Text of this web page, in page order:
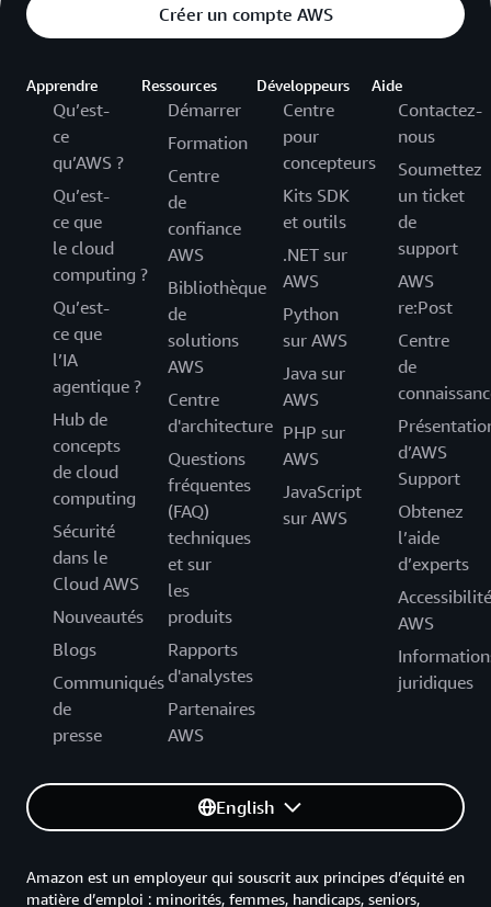
Créer un compte AWS
Apprendre
Qu’est-
ce
qu’AWS ?
Qu’est-
ce que
le cloud
computing ?
Qu’est-
ce que
l’IA
agentique ?
Hub de
concepts
de cloud
computing
Sécurité
dans le
Cloud AWS
Nouveautés
Blogs
Communiqués
de
presse
Ressources
Démarrer
Formation
Centre
de
confiance
AWS
Bibliothèque
de
solutions
AWS
Centre
d'architecture
Questions
fréquentes
(FAQ)
techniques
et sur
les
produits
Rapports
d'analystes
Partenaires
AWS
Développeurs
Centre
pour
concepteurs
Kits SDK
et outils
.NET sur
AWS
Python
sur AWS
Java sur
AWS
PHP sur
AWS
JavaScript
sur AWS
Aide
Contactez-
nous
Soumettez
un ticket
de
support
AWS
re:Post
Centre
de
d’AWS
Support
Obtenez
l’aide
d’experts
Accessibilité
AWS
juridiques
English
Amazon est un employeur qui souscrit aux principes d’équité en
matière d’emploi : minorités, femmes, handicaps, seniors,